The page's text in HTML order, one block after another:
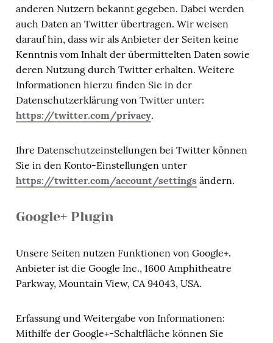
anderen Nutzern bekannt gegeben. Dabei werden
auch Daten an Twitter übertragen. Wir weisen
darauf hin, dass wir als Anbieter der Seiten keine
Kenntnis vom Inhalt der übermittelten Daten sowie
deren Nutzung durch Twitter erhalten. Weitere
Informationen hierzu finden Sie in der
Datenschutzerklärung von Twitter unter:
https://twitter.com/privacy.
Ihre Datenschutzeinstellungen bei Twitter können
Sie in den Konto-Einstellungen unter
https://twitter.com/account/settings ändern.
Google+ Plugin
Unsere Seiten nutzen Funktionen von Google+.
Anbieter ist die Google Inc., 1600 Amphitheatre
Parkway, Mountain View, CA 94043, USA.
Erfassung und Weitergabe von Informationen:
Mithilfe der Google+-Schaltfläche können Sie